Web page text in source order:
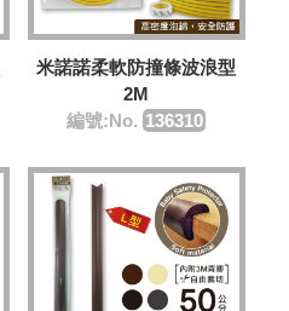
米諾諾柔軟防撞條波浪型
2M
編號:No. 136310